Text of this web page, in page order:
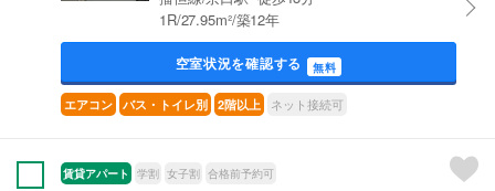
1R/27.95m²/築12年
空室状況を確認する 無料
エアコン バス・トイレ別 2階以上 ネット接続可
賃貸アパート 学割 女子割 合格前予約可